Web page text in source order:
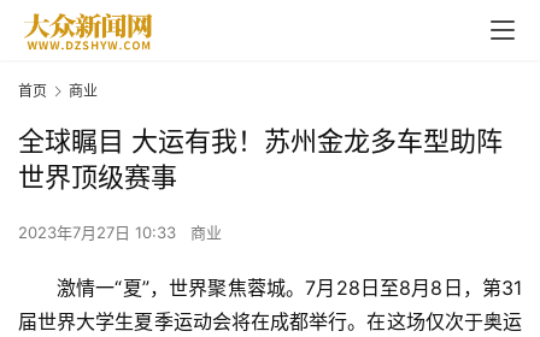
首页 商业
全球瞩目 大运有我！苏州金龙多车型助阵
世界顶级赛事
2023年7月27日 10:33 商业
激情一“夏”，世界聚焦蓉城。7月28日至8月8日，第31
届世界大学生夏季运动会将在成都举行。在这场仅次于奥运